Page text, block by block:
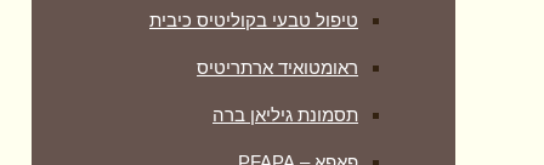
טיפול טבעי בקוליטיס כיבית
ראומטואיד ארתריטיס
תסמונת גיליאן ברה